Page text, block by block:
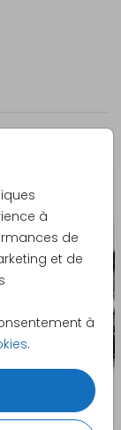
à
de
et de
à
.
20 x
sur le